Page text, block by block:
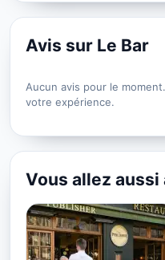
Avis sur Le Bar
Aucun avis pour le
votre expérience.
Vous allez aussi